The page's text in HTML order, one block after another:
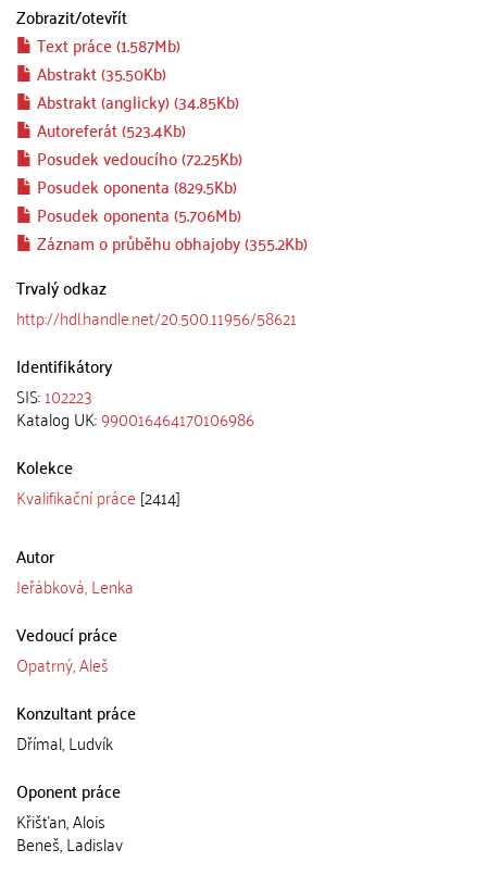
Zobrazit/otevřít
Text práce (1.587Mb)
Abstrakt (35.50Kb)
Abstrakt (anglicky) (34.85Kb)
Autoreferát (523.4Kb)
Posudek vedoucího (72.25Kb)
Posudek oponenta (829.5Kb)
Posudek oponenta (5.706Mb)
Záznam o průběhu obhajoby (355.2Kb)
Trvalý odkaz
http://hdl.handle.net/20.500.11956/58621
Identifikátory
SIS:102223
Katalog UK:990016464170106986
Kolekce
Kvalifikační práce [2414]
Autor
Jeřábková, Lenka
Vedoucí práce
Opatrný, Aleš
Konzultant práce
Dřímal, Ludvík
Oponent práce
Křišťan, Alois
Beneš, Ladislav